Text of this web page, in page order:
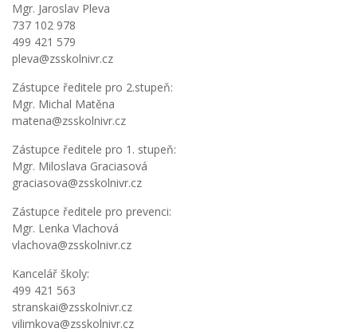
Mgr. Jaroslav Pleva
737 102 978
499 421 579
pleva@zsskolnivr.cz
Zástupce ředitele pro 2.stupeň:
Mgr. Michal Matěna
matena@zsskolnivr.cz
Zástupce ředitele pro 1. stupeň:
Mgr. Miloslava Graciasová
graciasova@zsskolnivr.cz
Zástupce ředitele pro prevenci:
Mgr. Lenka Vlachová
vlachova@zsskolnivr.cz
Kancelář školy:
499 421 563
stranskai@zsskolnivr.cz
vilimkova@zsskolnivr.cz